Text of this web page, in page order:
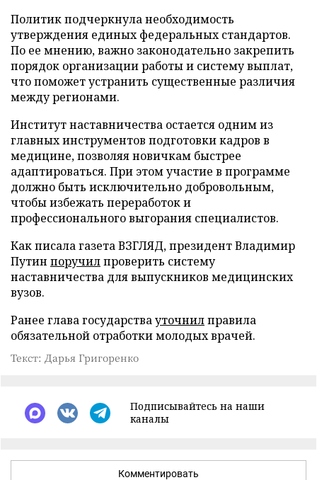
Политик подчеркнула необходимость
утверждения единых федеральных стандартов.
По ее мнению, важно законодательно закрепить
порядок организации работы и систему выплат,
что поможет устранить существенные различия
между регионами.
Институт наставничества остается одним из
главных инструментов подготовки кадров в
медицине, позволяя новичкам быстрее
адаптироваться. При этом участие в программе
должно быть исключительно добровольным,
чтобы избежать переработок и
профессионального выгорания специалистов.
Как писала газета ВЗГЛЯД, президент Владимир
Путин поручилпроверить систему
наставничества для выпускников медицинских
вузов.
Ранее глава государствауточнилправила
обязательной отработки молодых врачей.
Текст: Дарья Григоренко
Подписывайтесь на наши
каналы
Комментировать